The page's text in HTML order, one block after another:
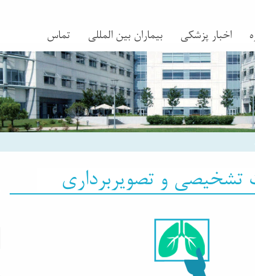
اخبار پزشکی بیماران بین المللی تماس
تشخیصی و تصویربرداری